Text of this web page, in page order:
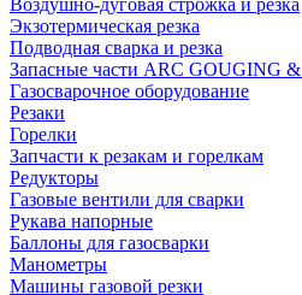
Воздушно-дуговая строжка и резка
Экзотермическая резка
Подводная сварка и резка
Запасные части ARC GOUGING
Газосварочное оборудование
Резаки
Горелки
Запчасти к резакам и горелкам
Редукторы
Газовые вентили для сварки
Рукава напорные
Баллоны для газосварки
Манометры
Машины газовой резки